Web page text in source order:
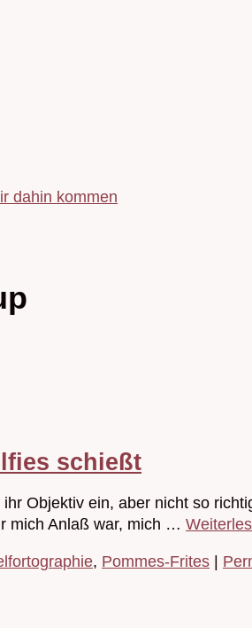
dahin kommen
schießt
Objektiv ein, aber nicht so
mich Anlaß war, mich …
, Pommes-Frites